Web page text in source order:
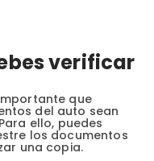
verificar
que
del auto sean
ello, puedes
los documentos
una copia.